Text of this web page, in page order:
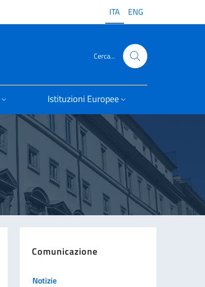
ITA ENG
Cerca...
Istituzioni Europee
Comunicazione
Notizie